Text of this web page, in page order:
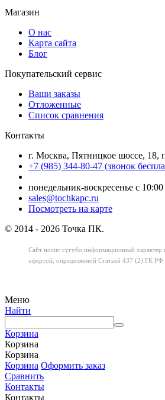
Магазин
О нас
Карта сайта
Блог
Покупательский сервис
Ваши заказы
Отложенные
Список сравнения
Контакты
г. Москва, Пятницкое шоссе, 18,
+7 (985) 344-80-47 (звонок
понедельник-воскресенье с
sales@tochkapc.ru
Посмотреть на карте
© 2014 - 2026 Точка ПК.
Сайт носит сугубо информационный характер
офертой, определяемой Статьей 437 (2) ГК РФ.
Меню
Найти
Корзина
Корзина
Корзина
Корзина Оформить заказ
Сравнить
Контакты
Контакты